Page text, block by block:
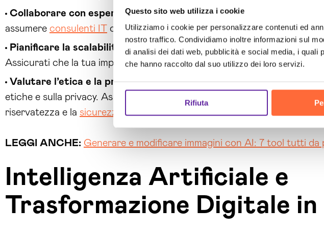
Questo sito web utilizza i cookie
Utilizziamo i cookie per personalizzare contenuti ed
nostro traffico. Condividiamo inoltre informazioni sul
di analisi dei dati web, pubblicità e social media, i
che hanno raccolto dal suo utilizzo dei loro servizi.
Rifiuta
Collaborare con esperti
: collaborare con esperti in AI può essere
assumere consulenti IT o di formare il tuo team interno;
Pianificare la scalabilità
: l’ Intelligenza Artificiale per le imprese
è
Assicurati che la tua implementazione sia scalabile e possa adattarsi alle
Valutare l’etica e la privacy dei dati: l’Intelligenza Artificiale nelle
etiche e sulla privacy. Assicurati di rispettare le normative e le migliori
riservatezza e la sicurezza dei dati.
LEGGI ANCHE: Generare e modificare immagini con AI: 7 tool tutti da
Intelligenza Artificiale e
Trasformazione Digitale in